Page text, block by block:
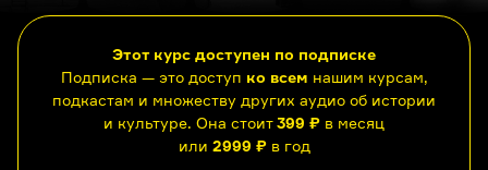
Этот курс доступен по подписке
Подписка — это доступ ко всем нашим курсам,
подкастам и множеству других аудио об истории
и культуре. Она стоит399 ₽ в месяц
или 2999 ₽в год